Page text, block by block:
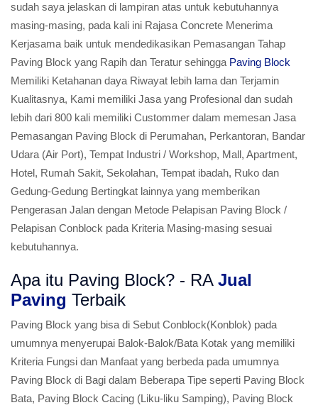
sudah saya jelaskan di lampiran atas untuk kebutuhannya
masing-masing, pada kali ini Rajasa Concrete Menerima
Kerjasama baik untuk mendedikasikan Pemasangan Tahap
Paving Block yang Rapih dan Teratur sehingga Paving Block
Memiliki Ketahanan daya Riwayat lebih lama dan Terjamin
Kualitasnya, Kami memiliki Jasa yang Profesional dan sudah
lebih dari 800 kali memiliki Custommer dalam memesan Jasa
Pemasangan Paving Block di Perumahan, Perkantoran, Bandar
Udara (Air Port), Tempat Industri / Workshop, Mall, Apartment,
Hotel, Rumah Sakit, Sekolahan, Tempat ibadah, Ruko dan
Gedung-Gedung Bertingkat lainnya yang memberikan
Pengerasan Jalan dengan Metode Pelapisan Paving Block /
Pelapisan Conblock pada Kriteria Masing-masing sesuai
kebutuhannya.
Apa itu Paving Block? - RA Jual
Paving Terbaik
Paving Block yang bisa di Sebut Conblock(Konblok) pada
umumnya menyerupai Balok-Balok/Bata Kotak yang memiliki
Kriteria Fungsi dan Manfaat yang berbeda pada umumnya
Paving Block di Bagi dalam Beberapa Tipe seperti Paving Block
Bata, Paving Block Cacing (Liku-liku Samping), Paving Block